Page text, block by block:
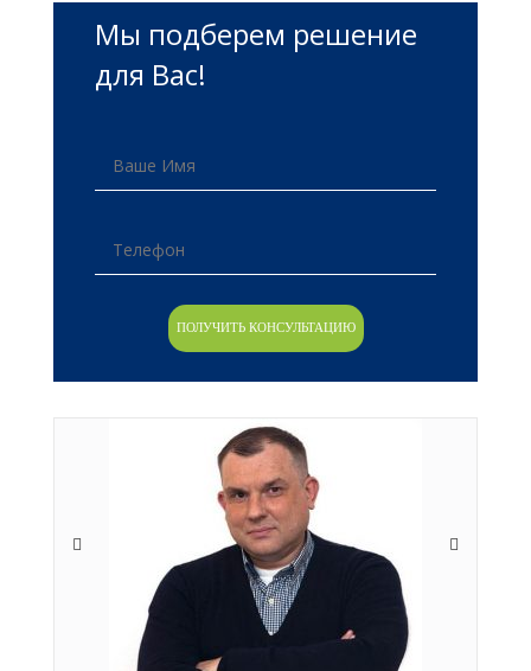
Мы подберем решение
для Вас!